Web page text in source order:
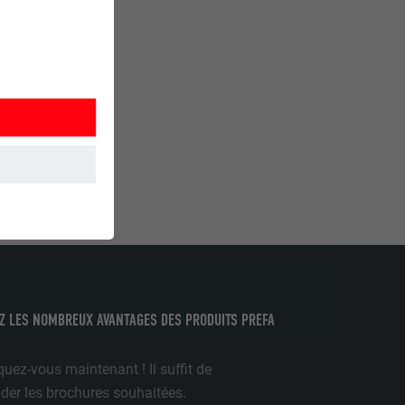
LES NOMBREUX AVANTAGES DES PRODUITS PREFA
vous maintenant ! Il suffit de
les brochures souhaitées.
sur le site